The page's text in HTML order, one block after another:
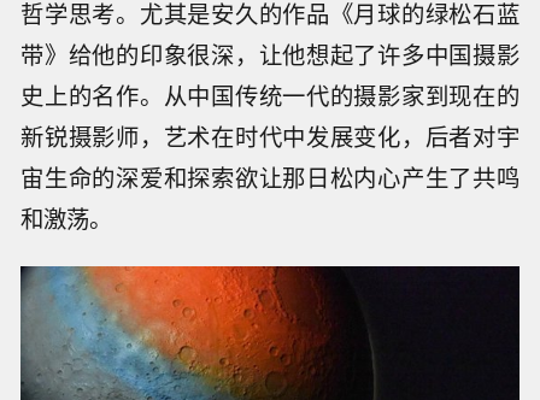
哲学思考。尤其是安久的作品《月球的绿松石蓝
带》给他的印象很深，让他想起了许多中国摄影
史上的名作。从中国传统一代的摄影家到现在的
新锐摄影师，艺术在时代中发展变化，后者对宇
宙生命的深爱和探索欲让那日松内心产生了共鸣
和激荡。